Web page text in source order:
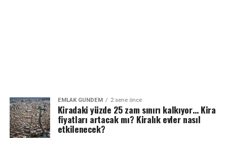
EMLAK GÜNDEM 2 sene önce
Kiradaki yüzde 25 zam sınırı kalkıyor… Kira
fiyatları artacak mı? Kiralık evler nasıl
etkilenecek?